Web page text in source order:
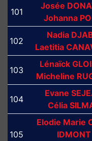
101
Josée
Johanna
102
Nadia
Laetitia
103
Lénaïck
Micheline
104
Evane
Célia
105
Elodie Marie
IDMONT